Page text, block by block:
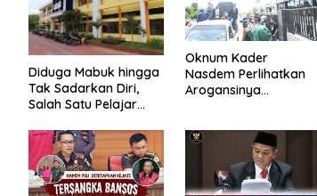
Diduga Mabuk hingga
Tak Sadarkan Diri,
Salah Satu Pelajar
hingga Diberikan
Benturan Fisik oleh
Beberapa Temannya
Oknum Kader
Nasdem Perlihatkan
Arogansinya
Pelecehan Profesi